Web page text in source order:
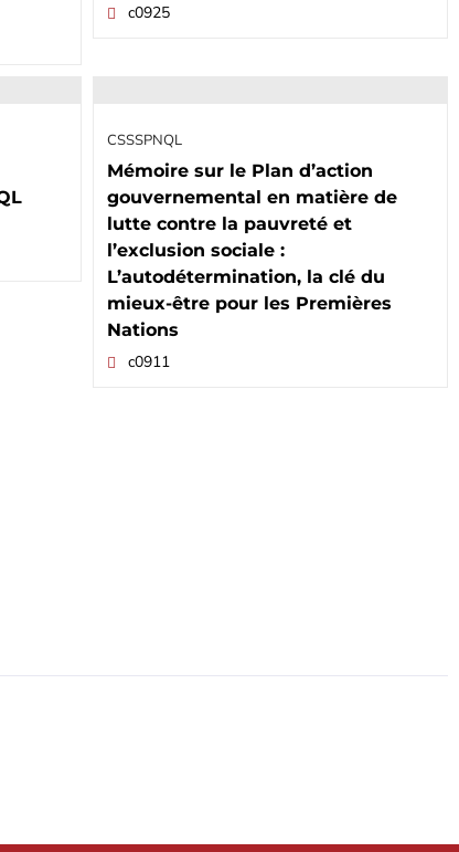
c0925
CSSSPNQL
Mémoire sur le Plan d’action
gouvernemental en matière de
lutte contre la pauvreté et
l’exclusion sociale :
L’autodétermination, la clé du
mieux-être pour les Premières
Nations
c0911